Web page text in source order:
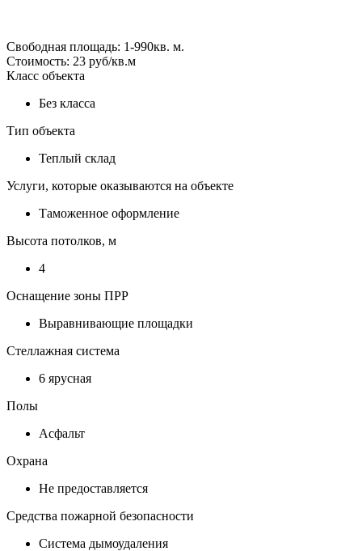
Свободная площадь: 1-990кв. м.
Стоимость: 23 руб/кв.м
Класс объекта
Без класса
Тип объекта
Теплый склад
Услуги, которые оказываются на объекте
Таможенное оформление
Высота потолков, м
4
Оснащение зоны ПРР
Выравнивающие площадки
Стеллажная система
6 ярусная
Полы
Асфальт
Охрана
Не предоставляется
Средства пожарной безопасности
Система дымоудаления